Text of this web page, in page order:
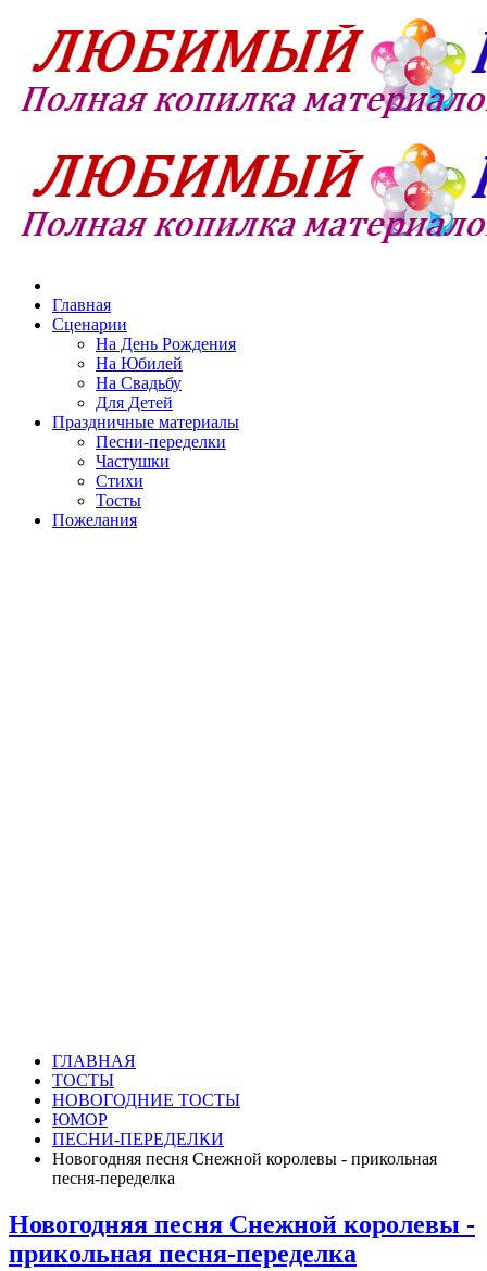
Главная
Сценарии
На День Рождения
На Юбилей
На Свадьбу
Для Детей
Праздничные материалы
Песни-переделки
Частушки
Стихи
Тосты
Пожелания
ГЛАВНАЯ
ТОСТЫ
НОВОГОДНИЕ ТОСТЫ
ЮМОР
ПЕСНИ-ПЕРЕДЕЛКИ
Новогодняя песня Снежной королевы - прикольная
песня-переделка
Новогодняя песня Снежной королевы -
прикольная песня-переделка